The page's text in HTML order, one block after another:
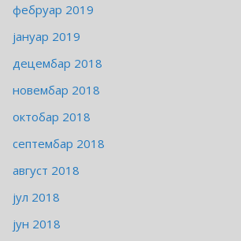
фебруар 2019
јануар 2019
децембар 2018
новембар 2018
октобар 2018
септембар 2018
август 2018
јул 2018
јун 2018